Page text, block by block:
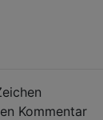
Kommentar